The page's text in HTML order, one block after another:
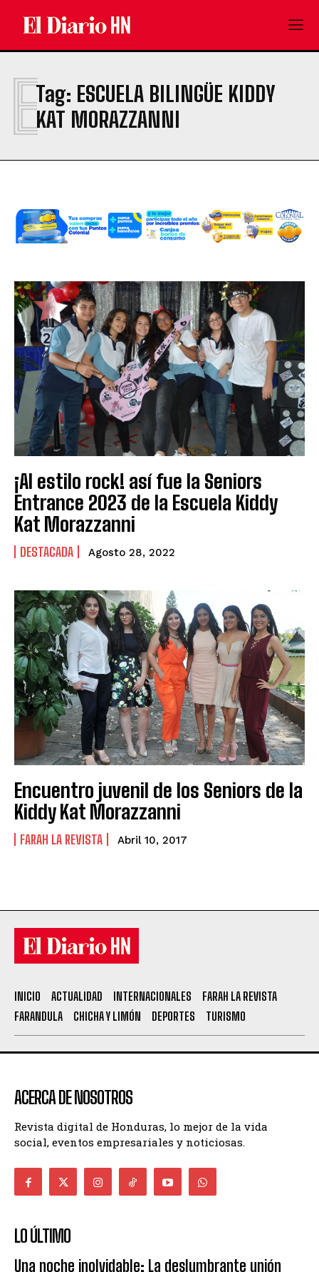
Tag: ESCUELA BILINGÜE KIDDY
KAT MORAZZANNI
E
¡Al estilo rock! así fue la Seniors
Entrance 2023 de la Escuela Kiddy
Kat Morazzanni
DESTACADA Agosto 28, 2022
Encuentro juvenil de los Seniors de la
Kiddy Kat Morazzanni
FARAH LA REVISTA Abril 10, 2017
INICIO ACTUALIDAD INTERNACIONALES
FARAH LA REVISTA
FARANDULA
CHICHA Y LIMÓN DEPORTES TURISMO
ACERCA DE NOSOTROS
Revista digital de Honduras, lo mejor de la vida
social, eventos empresariales y noticiosas.
LO ÚLTIMO
Una noche inolvidable: La deslumbrante unión